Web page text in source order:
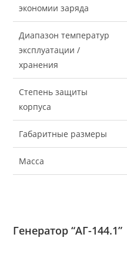
экономии заряда
Диапазон температур
эксплуатации /
хранения
Степень защиты
корпуса
Габаритные размеры
Масса
Генератор “АГ-144.1”